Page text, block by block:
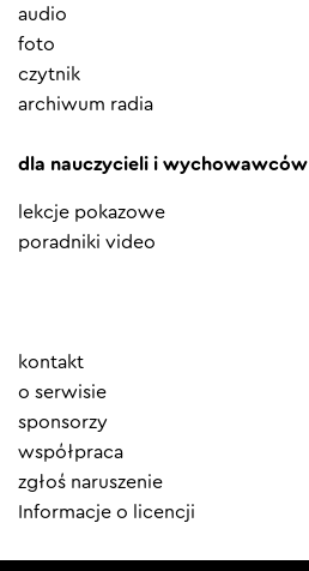
audio
foto
czytnik
archiwum radia
dla nauczycieli i wychowawców
lekcje pokazowe
poradniki video
Element
menu
kontakt
o serwisie
sponsorzy
współpraca
zgłoś naruszenie
Informacje o licencji